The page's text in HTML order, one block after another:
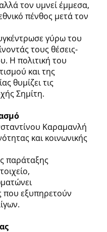
τον υμνεί έμμεσα,
πένθος μετά τον
γύρω του
τους θέσεις-
Η πολιτική του
και της
θυμίζει τις
Σημίτη.
Καραμανλή
και κοινωνικής
παράταξης
που εξυπηρετούν